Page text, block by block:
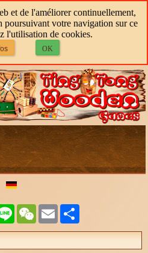
et de l'améliorer continuellement,
poursuivant votre navigation sur ce
l'utilisation de cookies.
OK
Line WeChatEmail